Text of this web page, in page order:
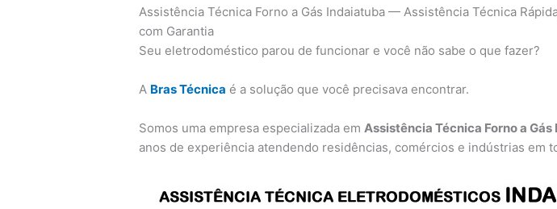
Assistência Técnica Forno a Gás Indaiatuba — Assistência Técnica
com Garantia
Seu eletrodoméstico parou de funcionar e você não sabe o que fazer?
A Bras Técnica é a solução que você precisava encontrar.
Somos uma empresa especializada emAssistência Técnica Forno a
anos de experiência atendendo residências, comércios e indústrias em